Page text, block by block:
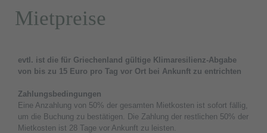
Mietpreise
evtl. ist die für Griechenland gültige Klimaresilienz-Abgabe
von bis zu 15 Euro pro Tag vor Ort bei Ankunft zu entrichten
Zahlungsbedingungen
Eine Anzahlung von 50% der gesamten Mietkosten ist sofort fällig,
um die Buchung zu bestätigen. Die Zahlung der restlichen 50% der
Mietkosten ist 28 Tage vor Ankunft zu leisten.